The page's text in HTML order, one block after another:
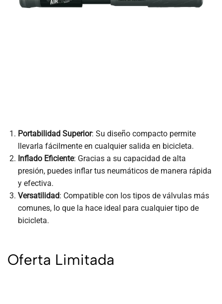
Portabilidad Superior: Su diseño compacto permite
llevarla fácilmente en cualquier salida en bicicleta.
Inflado Eficiente: Gracias a su capacidad de alta
presión, puedes inflar tus neumáticos de manera rápida
y efectiva.
Versatilidad: Compatible con los tipos de válvulas más
comunes, lo que la hace ideal para cualquier tipo de
bicicleta.
Oferta Limitada